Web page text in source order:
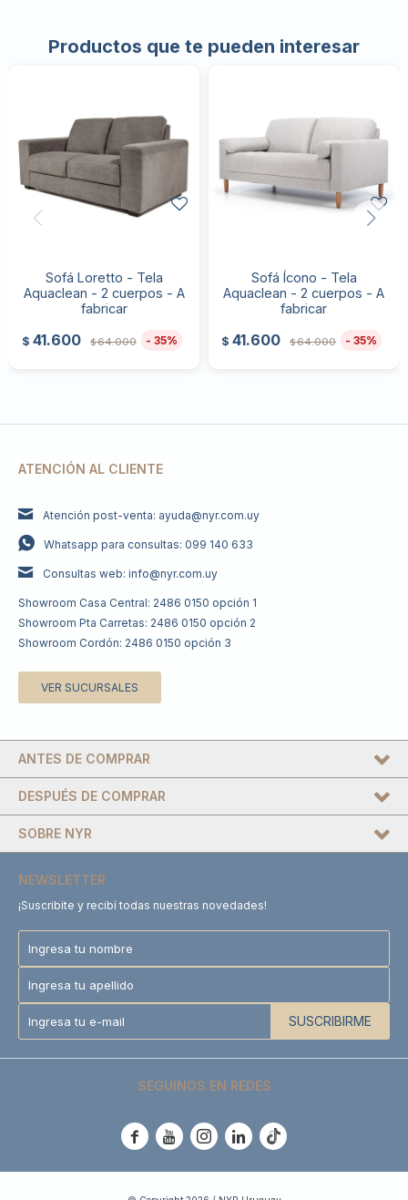
Productos que te pueden interesar
Sofá Loretto - Tela
Aquaclean - 2 cuerpos - A
fabricar
$ 41.600 $64.000 35
Sofá Ícono - Tela
Aquaclean - 2 cuerpos - A
fabricar
$ 41.600 $64.000 35
ATENCIÓN AL CLIENTE
Atención post-venta: ayuda@nyr.com.uy
Whatsapp para consultas: 099 140 633
Consultas web: info@nyr.com.uy
Showroom Casa Central: 2486 0150 opción 1
Showroom Pta Carretas: 2486 0150 opción 2
Showroom Cordón: 2486 0150 opción 3
VER SUCURSALES
DESPUÉS DE COMPRAR
SOBRE NYR
ANTES DE COMPRAR
NEWSLETTER
¡Suscribite y recibí todas nuestras novedades!
SUSCRIBIRME
SEGUINOS EN REDES
    